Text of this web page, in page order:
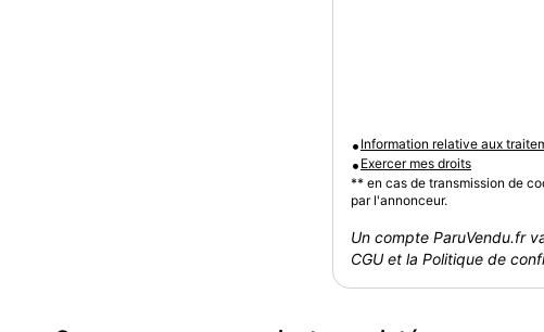
• Information relative aux
• Exercer mes droits
** en cas de transmission de
par l'annonceur.
Un compte ParuVendu.fr
CGU et la Politique de